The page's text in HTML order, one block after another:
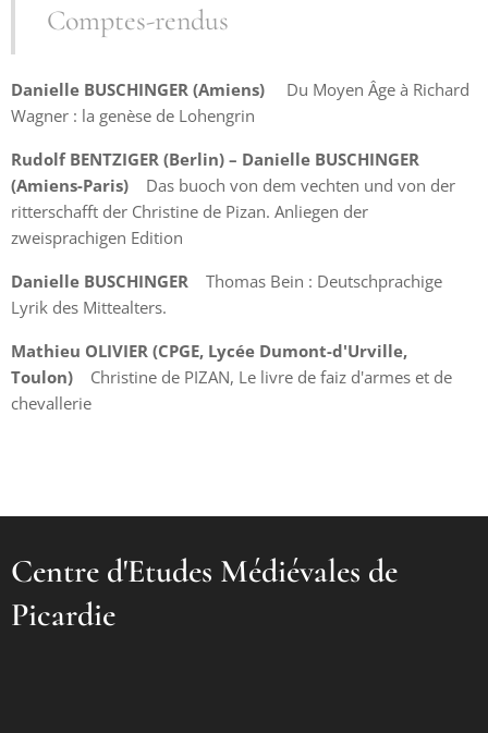
Comptes-rendus
Danielle BUSCHINGER (Amiens)
Du Moyen Âge à Richard
Wagner : la genèse de Lohengrin
Rudolf BENTZIGER (Berlin) – Danielle BUSCHINGER
(Amiens-Paris) Das buoch von dem vechten und von der
ritterschafft der Christine de Pizan. Anliegen der
zweisprachigen Edition
Danielle BUSCHINGER
Thomas Bein : Deutschprachige
Lyrik des Mittealters.
Mathieu OLIVIER (CPGE, Lycée Dumont-d'Urville,
Toulon)
Christine de PIZAN, Le livre de faiz d'armes et de
chevallerie
Centre d'Etudes Médiévales de
Picardie